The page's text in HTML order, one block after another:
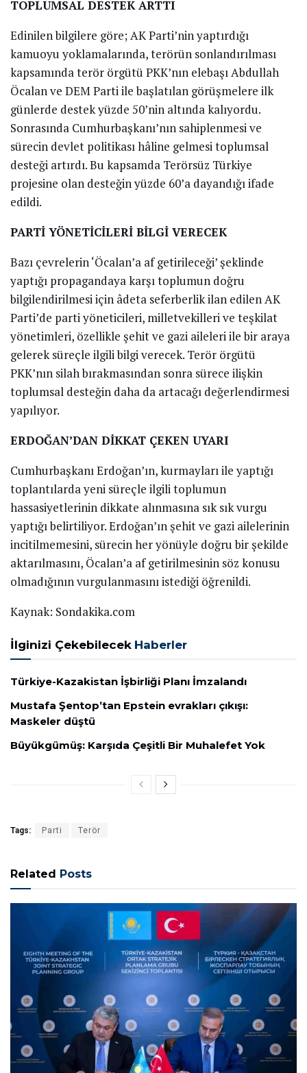
TOPLUMSAL DESTEK ARTTI
Edinilen bilgilere göre; AK Parti’nin yaptırdığı
kamuoyu yoklamalarında, terörün sonlandırılması
kapsamında terör örgütü PKK’nın elebaşı Abdullah
Öcalan ve DEM Parti ile başlatılan görüşmelere ilk
günlerde destek yüzde 50’nin altında kalıyordu.
Sonrasında Cumhurbaşkanı’nın sahiplenmesi ve
sürecin devlet politikası hâline gelmesi toplumsal
desteği artırdı. Bu kapsamda Terörsüz Türkiye
projesine olan desteğin yüzde 60’a dayandığı ifade
edildi.
PARTİ YÖNETİCİLERİ BİLGİ VERECEK
Bazı çevrelerin ‘Öcalan’a af getirileceği’ şeklinde
yaptığı propagandaya karşı toplumun doğru
bilgilendirilmesi için âdeta seferberlik ilan edilen AK
Parti’de parti yöneticileri, milletvekilleri ve teşkilat
yönetimleri, özellikle şehit ve gazi aileleri ile bir araya
gelerek süreçle ilgili bilgi verecek. Terör örgütü
PKK’nın silah bırakmasından sonra sürece ilişkin
toplumsal desteğin daha da artacağı değerlendirmesi
yapılıyor.
ERDOĞAN’DAN DİKKAT ÇEKEN UYARI
Cumhurbaşkanı Erdoğan’ın, kurmayları ile yaptığı
toplantılarda yeni süreçle ilgili toplumun
hassasiyetlerinin dikkate alınmasına sık sık vurgu
yaptığı belirtiliyor. Erdoğan’ın şehit ve gazi ailelerinin
incitilmemesini, sürecin her yönüyle doğru bir şekilde
aktarılmasını, Öcalan’a af getirilmesinin söz konusu
olmadığının vurgulanmasını istediği öğrenildi.
Kaynak: Sondakika.com
İlginizi Çekebilecek Haberler
Türkiye-Kazakistan İşbirliği Planı İmzalandı
Mustafa Şentop’tan Epstein evrakları çıkışı:
Maskeler düştü
Büyükgümüş: Karşıda Çeşitli Bir Muhalefet Yok
Tags: Parti Terör
Related Posts